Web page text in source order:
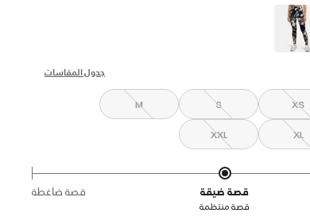
جدول المقاسات
XS
S
M
XL
XXL
قصة ضيقة قصة ضاغطة
قصة منتظمة